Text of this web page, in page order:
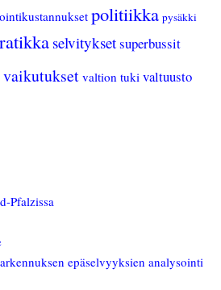
politiikka pysäkki
ratikka selvityksetsuperbussit
vaikutukset valtion tuki valtuusto
Pfalzissa
epäselvyyksien analysointi